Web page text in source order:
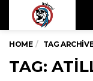
HOME TAG
TAG: